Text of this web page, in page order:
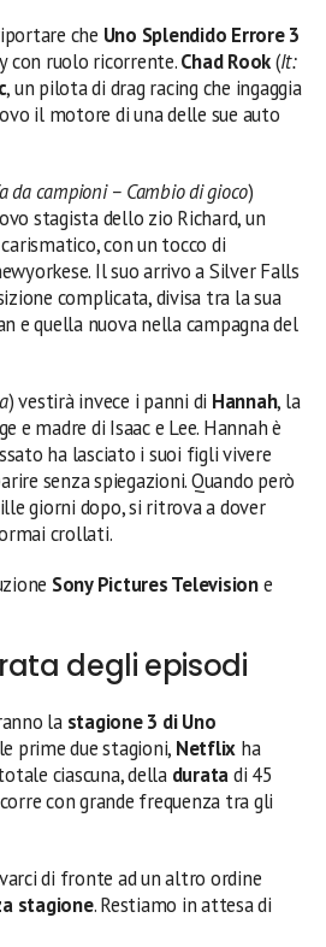
che Uno Splendido Errore 3
con ruolo ricorrente.Chad Rook(It:
, un pilota di drag racing che ingaggia
il motore di una delle sue auto
da campioni – Cambio di gioco)
stagista dello zio Richard, un
con un tocco di
Il suo arrivo a Silver Falls
complicata, divisa tra la sua
e quella nuova nella campagna del
) vestirà invece i panni di Hannah, la
e madre di Isaac e Lee. Hannah è
ha lasciato i suoi figli vivere
senza spiegazioni. Quando però
giorni dopo, si ritrova a dover
crollati.
Sony Pictures Televisione
degli episodi
la stagione 3 di Uno
prime due stagioni, Netflix ha
ciascuna, della duratadi 45
con grande frequenza tra gli
di fronte ad un altro ordine
stagione. Restiamo in attesa di